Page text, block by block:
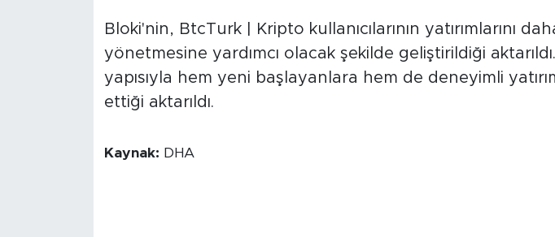
Bloki'nin, BtcTurk | Kripto kullanıcılarının yatırımlarını
yönetmesine yardımcı olacak şekilde geliştirildiği
yapısıyla hem yeni başlayanlara hem de deneyimli
ettiği aktarıldı.
Kaynak: DHA